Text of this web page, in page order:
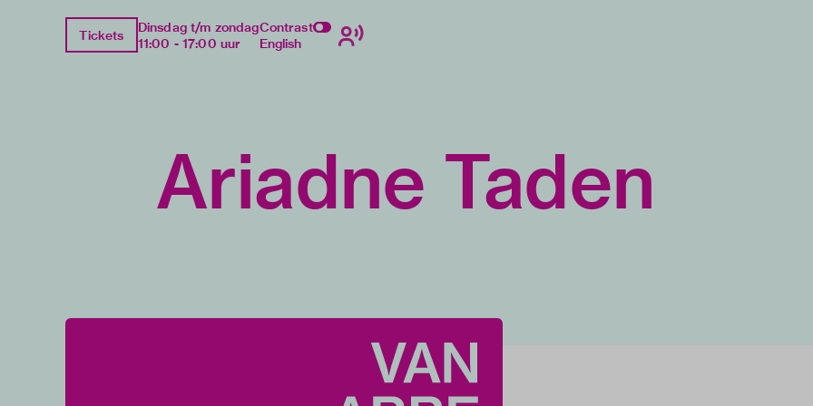
Tickets
Dinsdag t/m zondag
11:00 - 17:00 uur
Contrast
English
Ariadne Taden